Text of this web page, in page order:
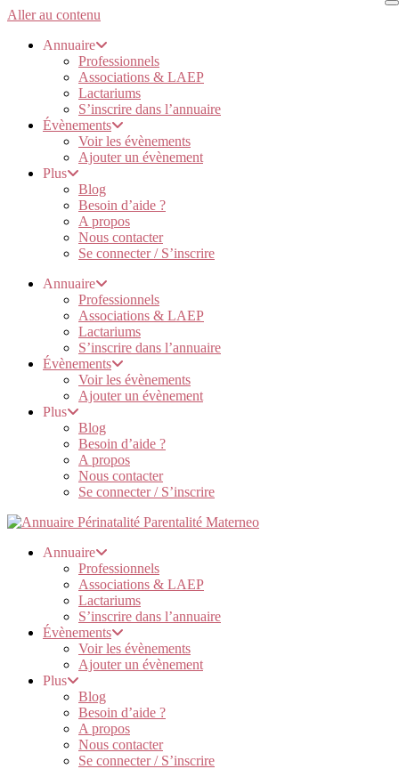
Aller au contenu
Annuaire
Professionnels
Associations & LAEP
Lactariums
S’inscrire dans l’annuaire
Évènements
Voir les évènements
Ajouter un évènement
Plus
Blog
Besoin d’aide ?
A propos
Nous contacter
Se connecter / S’inscrire
Annuaire
Professionnels
Associations & LAEP
Lactariums
S’inscrire dans l’annuaire
Évènements
Voir les évènements
Ajouter un évènement
Plus
Blog
Besoin d’aide ?
A propos
Nous contacter
Se connecter / S’inscrire
Annuaire
Professionnels
Associations & LAEP
Lactariums
S’inscrire dans l’annuaire
Évènements
Voir les évènements
Ajouter un évènement
Plus
Blog
Besoin d’aide ?
A propos
Nous contacter
Se connecter / S’inscrire